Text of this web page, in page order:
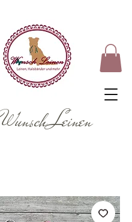
Wunsch Leinen